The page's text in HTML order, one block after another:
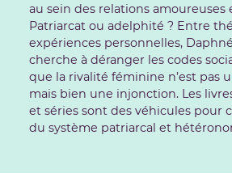
au sein des relations amoureuses
Patriarcat ou adelphité ? Entre
expériences personnelles,
cherche à déranger les codes
que la rivalité féminine n’est pas
mais bien une injonction. Les
et séries sont des véhicules pour
du système patriarcal et